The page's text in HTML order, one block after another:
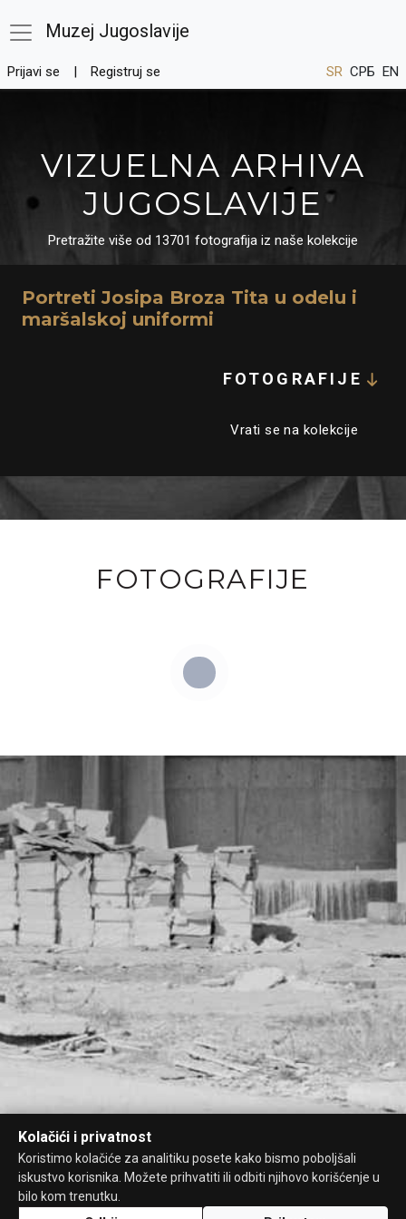
Muzej Jugoslavije
Prijavi se Registruj se SR СРБ EN
VIZUELNA ARHIVA
JUGOSLAVIJE
Pretražite više od 13701 fotografija iz naše kolekcije
Portreti Josipa Broza Tita u odelu i
maršalskoj uniformi
FOTOGRAFIJE
Vrati se na kolekcije
FOTOGRAFIJE
Kolačići i privatnost
Koristimo kolačiće za analitiku posete kako bismo poboljšali
iskustvo korisnika. Možete prihvatiti ili odbiti njihovo korišćenje u
bilo kom trenutku.